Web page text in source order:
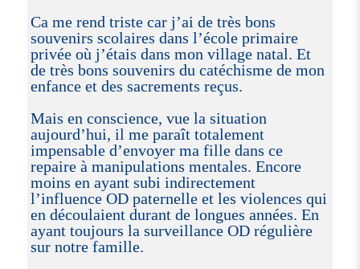
Ca me rend triste car j’ai de très bons
souvenirs scolaires dans l’école primaire
privée où j’étais dans mon village natal. Et
de très bons souvenirs du catéchisme de mon
enfance et des sacrements reçus.
Mais en conscience, vue la situation
aujourd’hui, il me paraît totalement
impensable d’envoyer ma fille dans ce
repaire à manipulations mentales. Encore
moins en ayant subi indirectement
l’influence OD paternelle et les violences qui
en découlaient durant de longues années. En
ayant toujours la surveillance OD régulière
sur notre famille.